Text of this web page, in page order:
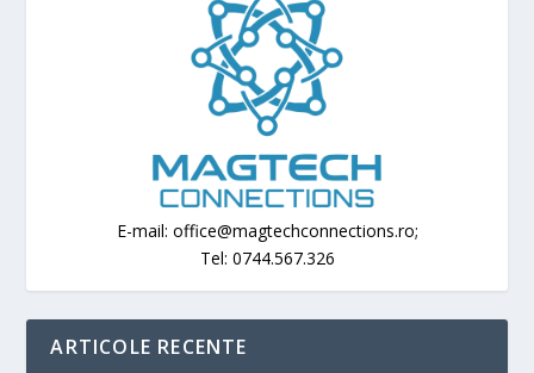
E-mail: office@magtechconnections.ro;
Tel: 0744.567.326
ARTICOLE RECENTE